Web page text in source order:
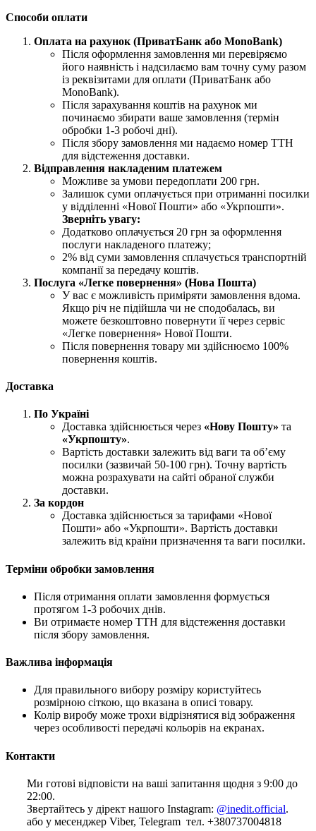
Способи оплати
Оплата на рахунок (ПриватБанк або MonoBank)
Після оформлення замовлення ми перевіряємо
його наявність і надсилаємо вам точну суму разом
із реквізитами для оплати (ПриватБанк або
MonoBank).
Після зарахування коштів на рахунок ми
починаємо збирати ваше замовлення (термін
обробки 1-3 робочі дні).
Після збору замовлення ми надаємо номер ТТН
для відстеження доставки.
Відправлення накладеним платежем
Можливе за умови передоплати 200 грн.
Залишок суми оплачується при отриманні посилки
у відділенні «Нової Пошти» або «Укрпошти».
Зверніть увагу:
Додатково оплачується 20 грн за оформлення
послуги накладеного платежу;
2% від суми замовлення сплачується транспортній
компанії за передачу коштів.
Послуга «Легке повернення» (Нова Пошта)
У вас є можливість приміряти замовлення вдома.
Якщо річ не підійшла чи не сподобалась, ви
можете безкоштовно повернути її через сервіс
«Легке повернення» Нової Пошти.
Після повернення товару ми здійснюємо 100%
повернення коштів.
Доставка
По Україні
Доставка здійснюється через «Нову Пошту» та
«Укрпошту».
Вартість доставки залежить від ваги та об’єму
посилки (зазвичай 50-100 грн). Точну вартість
можна розрахувати на сайті обраної служби
доставки.
За кордон
Доставка здійснюється за тарифами «Нової
Пошти» або «Укрпошти». Вартість доставки
залежить від країни призначення та ваги посилки.
Терміни обробки замовлення
Після отримання оплати замовлення формується
протягом 1-3 робочих днів.
Ви отримаєте номер ТТН для відстеження доставки
після збору замовлення.
Важлива інформація
Для правильного вибору розміру користуйтесь
розмірною сіткою, що вказана в описі товару.
Колір виробу може трохи відрізнятися від зображення
через особливості передачі кольорів на екранах.
Контакти
Ми готові відповісти на ваші запитання щодня з 9:00 до
22:00.
Звертайтесь у дірект нашого Instagram: @inedit.official.
або у месенджер Viber, Telegram тел. +380737004818